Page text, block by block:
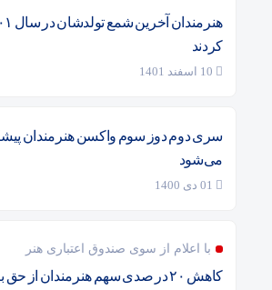
کردند
سری دوم دوز سوم واکسن هنرمندان
می‌شود
با اعلام از سوی صندوق اعتباری هنر
کاهش ۲۰ در صدی سهم هنرمندان از حق